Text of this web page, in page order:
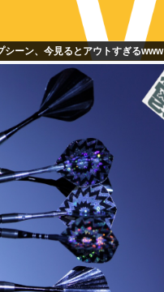
シーン、今見るとアウトすぎるwww